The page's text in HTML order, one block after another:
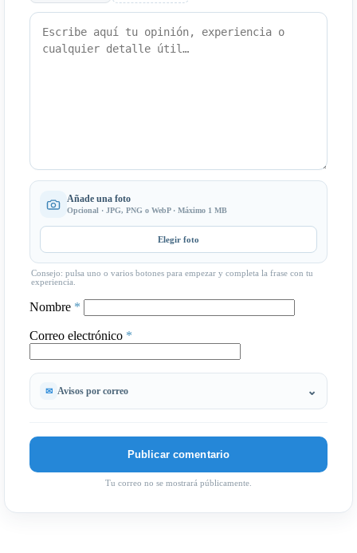
Añade una foto
Opcional · JPG, PNG o WebP · Máximo 1 MB
Elegir foto
Consejo: pulsa uno o varios botones para empezar y completa la frase con tu
experiencia.
Nombre *
Correo electrónico *
Avisos por correo
Tu correo no se mostrará públicamente.